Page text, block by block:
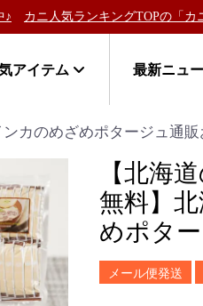
カニ人気ランキングTOPの「カニ
アイテム 最新ニュ
カのめざめポタージュ通
【北海
無料】
めポタ
メール便発送